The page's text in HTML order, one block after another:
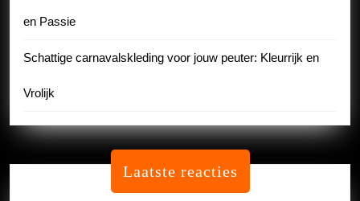
en Passie
Schattige carnavalskleding voor jouw peuter: Kleurrijk en
Vrolijk
Laatste reacties